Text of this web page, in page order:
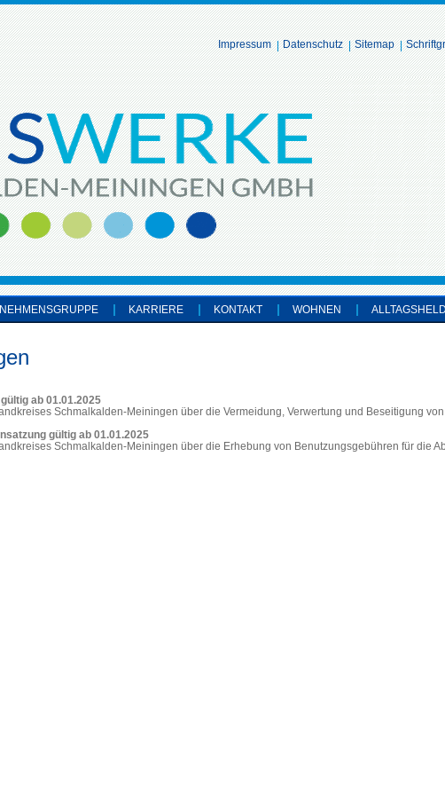
Impressum Datenschutz Sitemap
KARRIERE KONTAKT WOHNEN
ab 01.01.2025
Schmalkalden-Meiningen über die Vermeidung, Verwertung und Beseitigung
gültig ab 01.01.2025
Schmalkalden-Meiningen über die Erhebung von Benutzungsgebühren für die